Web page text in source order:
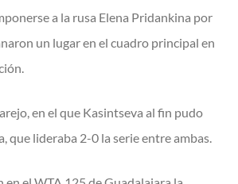
a la rusa Elena Pridankina por
un lugar en el cuadro principal en
en el que Kasintseva al fin pudo
que lideraba 2-0 la serie entre ambas.